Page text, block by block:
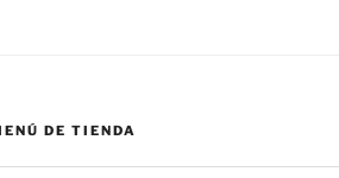
DE TIENDA